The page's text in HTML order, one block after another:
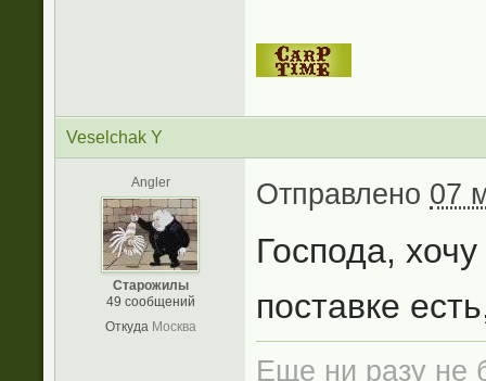
Veselchak Y
Angler
Старожилы
49 сообщений
Откуда Москва
Отправлено 07
Господа,
поставке
Еще ни разу не